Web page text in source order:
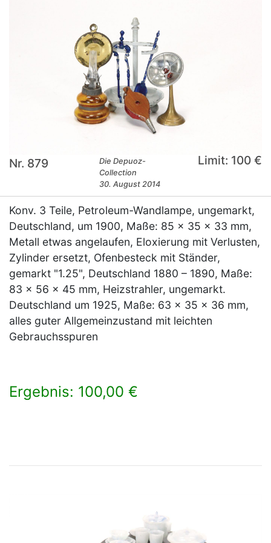
Nr. 879
Die Depuoz-
Collection
30. August 2014
Limit: 100 €
Konv. 3 Teile, Petroleum-Wandlampe, ungemarkt,
Deutschland, um 1900, Maße: 85 x 35 x 33 mm,
Metall etwas angelaufen, Eloxierung mit Verlusten,
Zylinder ersetzt, Ofenbesteck mit Ständer,
gemarkt "1.25", Deutschland 1880 – 1890, Maße:
83 x 56 x 45 mm, Heizstrahler, ungemarkt.
Deutschland um 1925, Maße: 63 x 35 x 36 mm,
alles guter Allgemeinzustand mit leichten
Gebrauchsspuren
Ergebnis: 100,00 €